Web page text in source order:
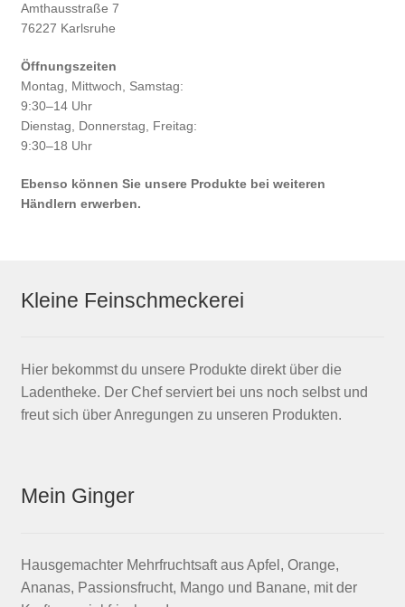
Amthausstraße 7
76227 Karlsruhe
Öffnungszeiten
Montag, Mittwoch, Samstag:
9:30–14 Uhr
Dienstag, Donnerstag, Freitag:
9:30–18 Uhr
Ebenso können Sie unsere Produkte bei weiteren
Händlern erwerben.
Kleine Feinschmeckerei
Hier bekommst du unsere Produkte direkt über die
Ladentheke. Der Chef serviert bei uns noch selbst und
freut sich über Anregungen zu unseren Produkten.
Mein Ginger
Hausgemachter Mehrfruchtsaft aus Apfel, Orange,
Ananas, Passionsfrucht, Mango und Banane, mit der